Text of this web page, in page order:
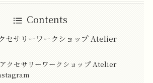
Contents
クセサリーワークショップ Atelier
アクセサリーワークショップ Atelier